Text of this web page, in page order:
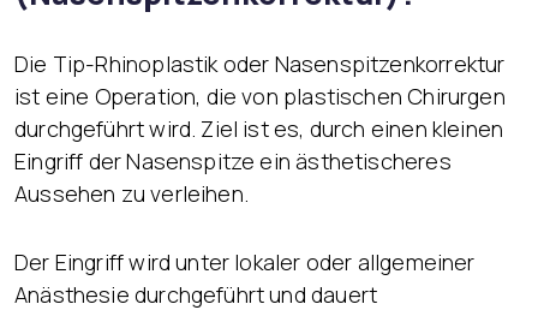
Die Tip-Rhinoplastik oder Nasenspitzenkorrektur
ist eine Operation, die von plastischen Chirurgen
durchgeführt wird. Ziel ist es, durch einen kleinen
Eingriff der Nasenspitze ein ästhetischeres
Aussehen zu verleihen.
Der Eingriff wird unter lokaler oder allgemeiner
Anästhesie durchgeführt und dauert